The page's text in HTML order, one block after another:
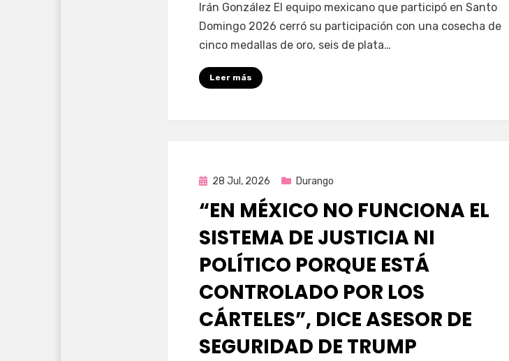
porFernando Miranda Servín
Irán González El equipo mexicano que participó en Santo
Domingo 2026 cerró su participación con una cosecha de
cinco medallas de oro, seis de plata…
Leer más
Publicada
28 Jul, 2026 Durango
“EN MÉXICO NO FUNCIONA EL
SISTEMA DE JUSTICIA NI
POLÍTICO PORQUE ESTÁ
CONTROLADO POR LOS
CÁRTELES”, DICE ASESOR DE
SEGURIDAD DE TRUMP